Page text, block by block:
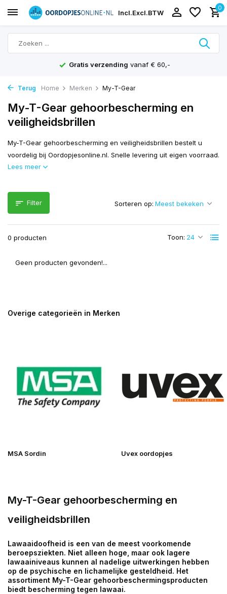
Incl.Excl.BTW
0
Gratis verzending vanaf € 60,-
Terug Home Merken My-T-Gear
My-T-Gear gehoorbescherming en
veiligheidsbrillen
My-T-Gear gehoorbescherming en veiligheidsbrillen bestelt u
voordelig bij Oordopjesonline.nl. Snelle levering uit eigen voorraad.
Lees meer
Filter
0 producten Toon:
Sorteren op:
Geen producten gevonden!...
Overige categorieën in Merken
MSA Sordin Uvex oordopjes
My-T-Gear gehoorbescherming en
veiligheidsbrillen
Lawaaidoofheid is een van de meest voorkomende
beroepsziekten. Niet alleen hoge, maar ook lagere
lawaainiveaus kunnen al nadelige uitwerkingen hebben
op de psychische en lichamelijke gesteldheid. Het
assortiment My-T-Gear gehoorbeschermingsproducten
biedt bescherming tegen lawaai.